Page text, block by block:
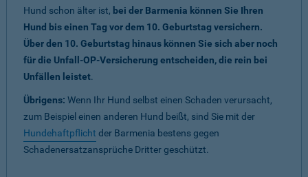
Hund schon älter ist, bei der Barmenia können Sie Ihren
Hund bis einen Tag vor dem 10. Geburtstag versichern.
Über den 10. Geburtstag hinaus können Sie sich aber noch
für die Unfall-OP-Versicherung entscheiden, die rein bei
Unfällen leistet.
Übrigens: Wenn Ihr Hund selbst einen Schaden verursacht,
zum Beispiel einen anderen Hund beißt, sind Sie mit der
Hundehaftpflicht der Barmenia bestens gegen
Schadenersatzansprüche Dritter geschützt.